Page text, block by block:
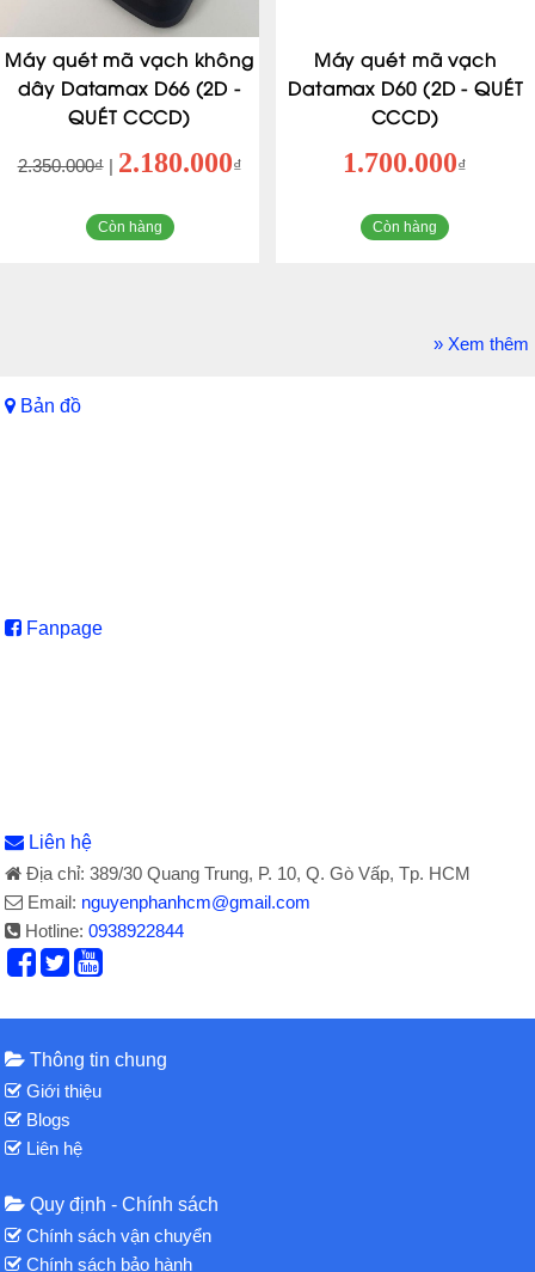
Máy quét mã vạch không
dây Datamax D66 (2D -
QUÉT CCCD)
2.350.000₫| 2.180.000₫
Còn hàng
Máy quét mã vạch
Datamax D60 (2D - QUÉT
CCCD)
1.700.000₫
Còn hàng
» Xem thêm
Bản đồ
Fanpage
Liên hệ
Địa chỉ: 389/30 Quang Trung, P. 10, Q. Gò Vấp, Tp. HCM
Email: nguyenphanhcm@gmail.com
Hotline:0938922844
Thông tin chung
Giới thiệu
Blogs
Liên hệ
Quy định - Chính sách
Chính sách vận chuyển
Chính sách bảo hành